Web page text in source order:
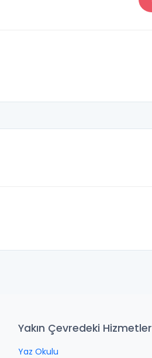
Yakın Çevredeki Hizmetler
Yaz Okulu